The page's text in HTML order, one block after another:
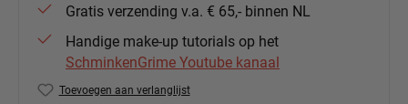
Gratis verzending v.a. € 65,- binnen NL
Handige make-up tutorials op het
SchminkenGrime Youtube kanaal
Toevoegen aan verlanglijst